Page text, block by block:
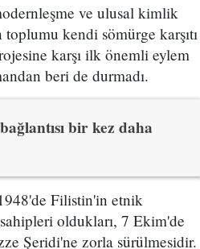
ve ulusal kimlik
kendi sömürge karşıtı
karşı ilk önemli eylem
beri de durmadı.
bir kez daha
Filistin'in etnik
oldukları, 7 Ekim'de
Şeridi'ne zorla sürülmesidir.